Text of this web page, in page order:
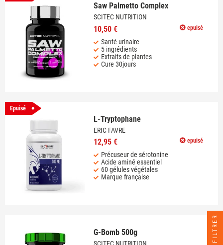
Saw Palmetto Complex
SCITEC NUTRITION
epuisé
10,50 €
Santé urinaire
5 ingrédients
Extraits de plantes
Cure 30jours
Epuisé
L-Tryptophane
ERIC FAVRE
epuisé
12,95 €
Précuseur de sérotonine
Acide aminé essentiel
60 gélules végétales
Marque française
G-Bomb 500g FILTRER